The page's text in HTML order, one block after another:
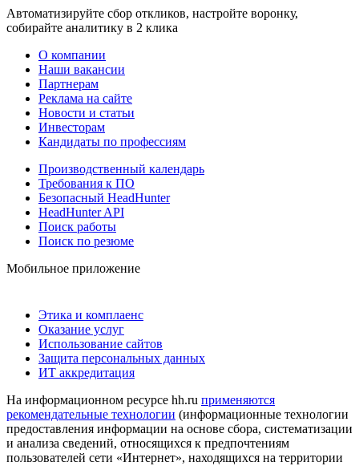
Автоматизируйте сбор откликов, настройте воронку,
собирайте аналитику в 2 клика
О компании
Наши вакансии
Партнерам
Реклама на сайте
Новости и статьи
Инвесторам
Кандидаты по профессиям
Производственный календарь
Требования к ПО
Безопасный HeadHunter
HeadHunter API
Поиск работы
Поиск по резюме
Мобильное приложение
Этика и комплаенс
Оказание услуг
Использование сайтов
Защита персональных данных
ИТ аккредитация
На информационном ресурсе hh.ru применяются
рекомендательные технологии (информационные технологии
предоставления информации на основе сбора, систематизации
и анализа сведений, относящихся к предпочтениям
пользователей сети «Интернет», находящихся на территории